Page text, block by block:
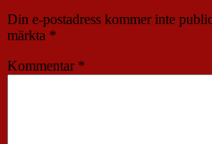
Din e-postadress kommer inte
märkta *
Kommentar *